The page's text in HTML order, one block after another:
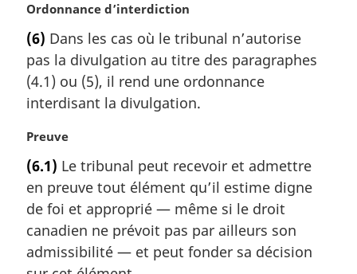
N
t
e
m
a
g
n
a
e
:
Ordonnance d’interdiction
(6) Dans les cas où le tribunal n’autorise
pas la divulgation au titre des paragraphes
(4.1) ou (5), il rend une ordonnance
interdisant la divulgation.
N
t
e
m
a
g
Preuve
(6.1) Le tribunal peut recevoir et admettre
en preuve tout élément qu’il estime digne
de foi et approprié — même si le droit
canadien ne prévoit pas par ailleurs son
admissibilité — et peut fonder sa décision